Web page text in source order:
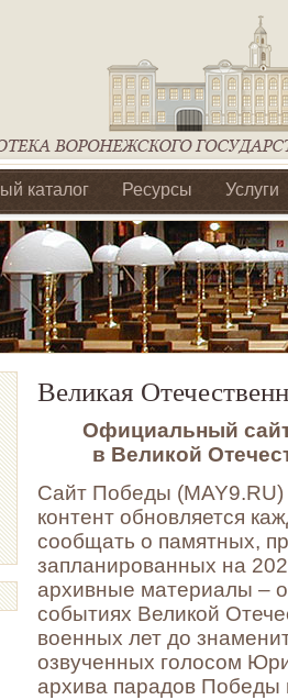
каталог Ресурсы Услуги
отделения Ассоциации
Великая
Официальный
в Великой
Сайт Победы (MAY9.RU)
контент обновляется
сообщать о памятных,
запланированных на
архивные материалы –
событиях Великой
военных лет до
озвученных голосом
архива парадов Победы